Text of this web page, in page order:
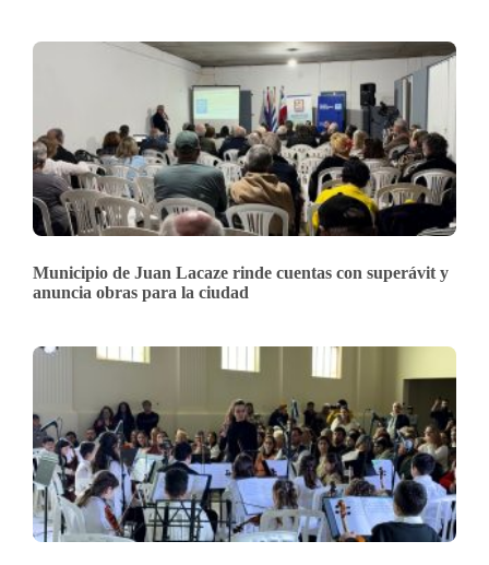
Municipio de Juan Lacaze rinde cuentas con superávit y
anuncia obras para la ciudad